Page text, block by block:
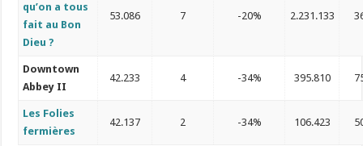
qu’on a tous
fait au Bon
Dieu ?
53.086 7 -20% 2.231.133
Downtown
Abbey II
42.233 4 -34% 395.810
Les Folies
fermières
42.137 2 -34% 106.423